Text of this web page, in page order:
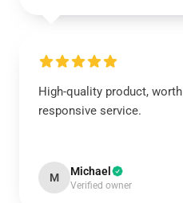
High-quality product,
responsive service.
M Michael
Verified owner